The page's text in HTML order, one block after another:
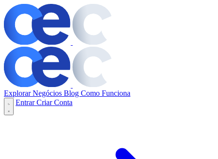
Explorar Negócios Blog Como Funciona
EntrarCriar Conta